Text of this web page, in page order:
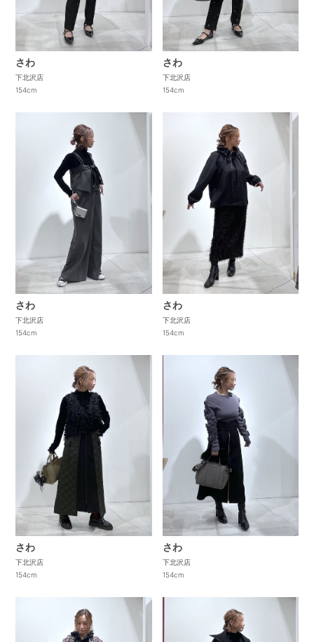
さわ
下北沢店
154cm
さわ
下北沢店
154cm
さわ
下北沢店
154cm
さわ
下北沢店
154cm
さわ
下北沢店
154cm
さわ
下北沢店
154cm